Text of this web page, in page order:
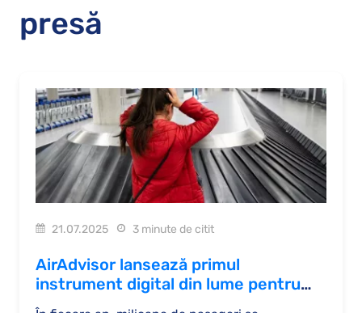
presă
21.07.2025 3 minute de citit
AirAdvisor lansează primul
instrument digital din lume pentru
compensarea bagajelor